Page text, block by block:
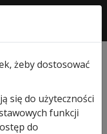
farba
żeby dostosować
się do użyteczności
funkcji
do